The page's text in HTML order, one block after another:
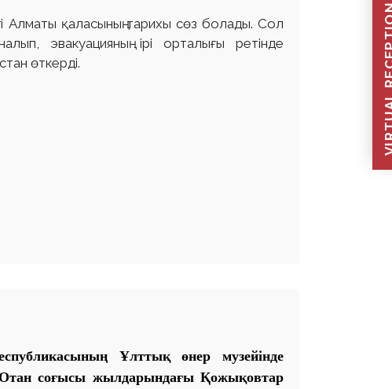
Алматы қаласының тарихы сөз болады. Сол
эвакуацияның ірі орталығы ретінде
өткерді.
Ұлттық өнер музейінде
соғысы жылдарындағы Қожықовтар